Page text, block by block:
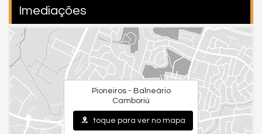
pensado para o seu conforto:
Localização nobre e tranquila, próxima à praia e aos
principais pontos da cidade;
Segurança e privacidadecom controle de acesso e poucas
unidades por andar;
Valorização garantida— empreendimento Embraed,
referência em alto padrão;
Imediações
Pioneiros - Balneário
Camboriú
toque para ver no mapa